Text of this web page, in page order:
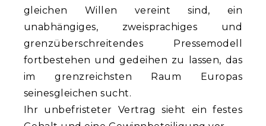
gleichen Willen vereint sind, ein
unabhängiges, zweisprachiges und
grenzüberschreitendes Pressemodell
fortbestehen und gedeihen zu lassen, das
im grenzreichsten Raum Europas
seinesgleichen sucht.
Ihr unbefristeter Vertrag sieht ein festes